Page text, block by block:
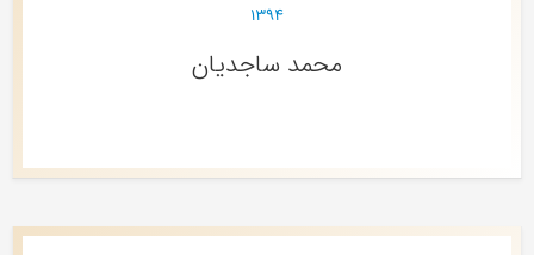
۱۳۹۴
محمد ساجدیان